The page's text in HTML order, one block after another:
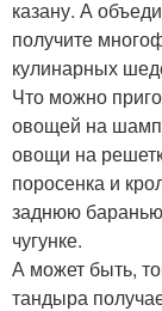
казану. А
получите
кулинарных
Что можно
овощей на
овощи на
поросенка и
заднюю
чугунке.
А может быть,
тандыра